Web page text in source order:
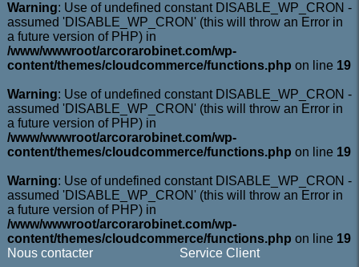
Warning: Use of undefined constant DISABLE_WP_CRON -
assumed 'DISABLE_WP_CRON' (this will throw an Error in
a future version of PHP) in
/www/wwwroot/arcorarobinet.com/wp-
content/themes/cloudcommerce/functions.php on line 19
Warning: Use of undefined constant DISABLE_WP_CRON -
assumed 'DISABLE_WP_CRON' (this will throw an Error in
a future version of PHP) in
/www/wwwroot/arcorarobinet.com/wp-
content/themes/cloudcommerce/functions.php on line 19
Warning: Use of undefined constant DISABLE_WP_CRON -
assumed 'DISABLE_WP_CRON' (this will throw an Error in
a future version of PHP) in
/www/wwwroot/arcorarobinet.com/wp-
content/themes/cloudcommerce/functions.php on line 19
Nous contacter
Service Client